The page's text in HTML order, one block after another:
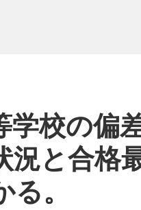
校の偏
況と合格
。